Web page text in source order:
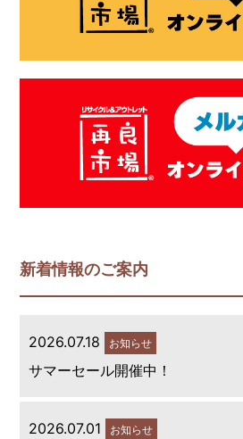
新着情報のご案内
2026.07.18 お知らせ
サマーセール開催中！
2026.07.01 お知らせ